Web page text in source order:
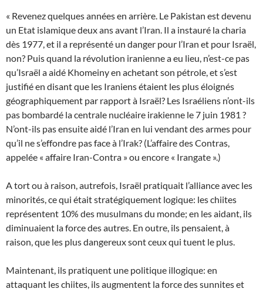
« Revenez quelques années en arrière. Le Pakistan est devenu
un Etat islamique deux ans avant l’Iran. Il a instauré la charia
dès 1977, et il a représenté un danger pour l’Iran et pour Israël,
non? Puis quand la révolution iranienne a eu lieu, n’est-ce pas
qu’Israël a aidé Khomeiny en achetant son pétrole, et s’est
justifié en disant que les Iraniens étaient les plus éloignés
géographiquement par rapport à Israël? Les Israéliens n’ont-ils
pas bombardé la centrale nucléaire irakienne le 7 juin 1981 ?
N’ont-ils pas ensuite aidé l’Iran en lui vendant des armes pour
qu’il ne s’effondre pas face à l’Irak? (L’affaire des Contras,
appelée « affaire Iran-Contra » ou encore « Irangate ».)
A tort ou à raison, autrefois, Israël pratiquait l’alliance avec les
minorités, ce qui était stratégiquement logique: les chiites
représentent 10% des musulmans du monde; en les aidant, ils
diminuaient la force des autres. En outre, ils pensaient, à
raison, que les plus dangereux sont ceux qui tuent le plus.
Maintenant, ils pratiquent une politique illogique: en
attaquant les chiites, ils augmentent la force des sunnites et